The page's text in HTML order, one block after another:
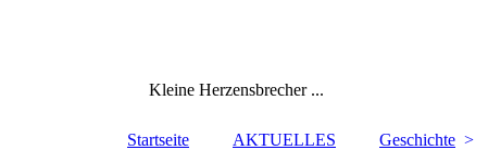
Kleine Herzensbrecher ...
Startseite AKTUELLES Geschichte